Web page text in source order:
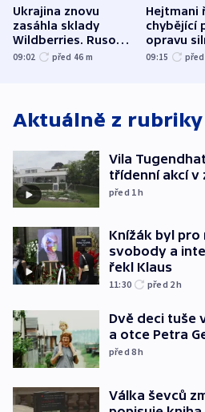
Ukrajina znovu
zasáhla sklady
Wildberries. Rusové
útočili v Charkovské
09:02 před 46 m
Hejtmani
chybějící
opravu
09:15 před
Aktuálně z rubriky
Vila
třídenní akcí v
před 1h
Knížák byl pro
svobody a
řekl Klaus
11:30 před 2h
Dvě deci tuše
a otce Petra
před 8h
Válka ševců